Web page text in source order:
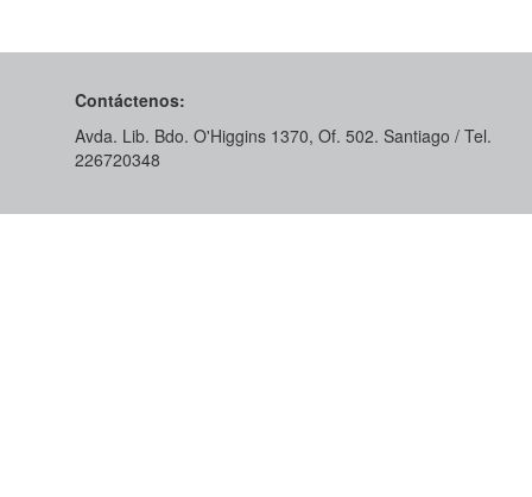
Contáctenos:
Avda. Lib. Bdo. O'Higgins 1370, Of. 502. Santiago / Tel.
226720348